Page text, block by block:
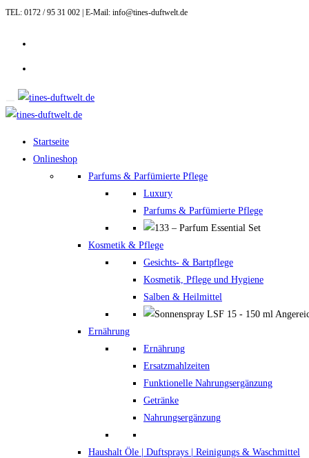
Zum
springen
TEL: 0172 / 95 31 002 | E-Mail: info@tines-duftwelt.de
Startseite
Onlineshop
Parfums & Parfümierte Pflege
Luxury
Parfums & Parfümierte Pflege
Kosmetik & Pflege
Gesichts- & Bartpflege
Kosmetik, Pflege und Hygiene
Salben & Heilmittel
Ernährung
Ernährung
Ersatzmahlzeiten
Funktionelle Nahrungsergänzung
Getränke
Nahrungsergänzung
Haushalt Öle | Duftsprays | Reinigungs & Waschmittel